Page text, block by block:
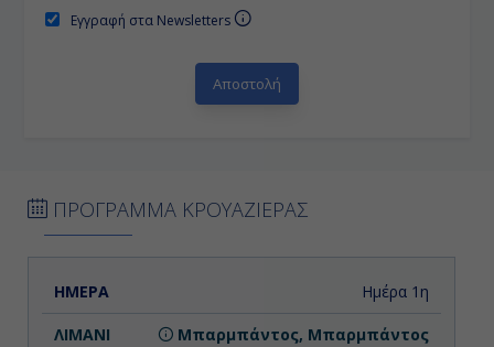
Εγγραφή στα Newsletters
ΠΡΟΓΡΑΜΜΑ ΚΡΟΥΑΖΙΕΡΑΣ
ΗΜΕΡΑ ΑΝΑΧΩΡΗΣΗ
Ημέρα 1η
Μπαρμπάντος, Μπαρμπάντος